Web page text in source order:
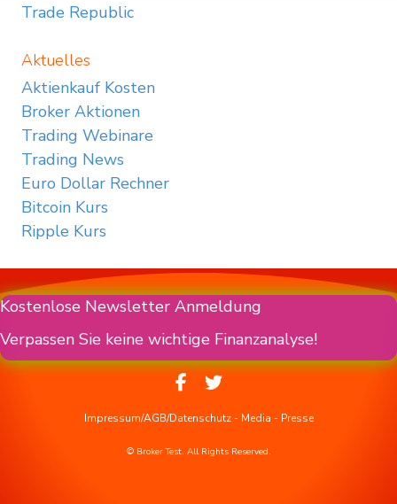
Trade Republic
Aktuelles
Aktienkauf Kosten
Broker Aktionen
Trading Webinare
Trading News
Euro Dollar Rechner
Bitcoin Kurs
Ripple Kurs
Kostenlose Newsletter Anmeldung
Verpassen Sie keine wichtige Finanzanalyse!
Impressum/AGB/Datenschutz- Media - Presse
© Broker Test. All Rights Reserved.